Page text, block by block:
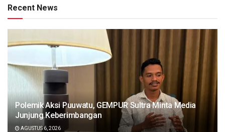
Recent News
Polemik Aksi Puuwatu, GEMPUR Sultra Minta Media
Junjung Keberimbangan
AGUSTUS 6, 2026